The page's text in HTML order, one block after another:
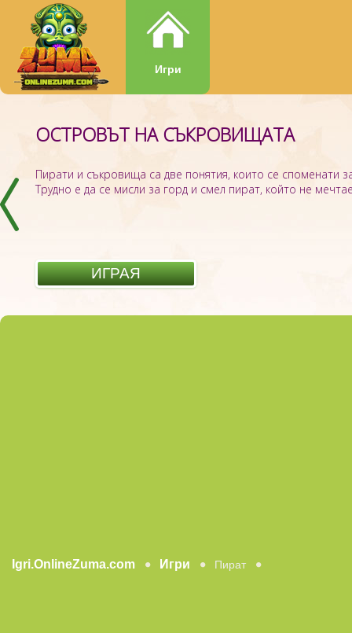
Игри
ОСТРОВЪТ НА СЪКРОВИЩАТА
Пирати и съкровища са две понятия, които се споменати
Трудно е да се мисли за горд и смел пират, който не
ИГРАЯ
BEADZ
Многоцветните мъниста могат да паднат от нишки при
е, което трябва да се избегне такъв скръбен край в игра
ИГРАЯ
Igri.OnlineZuma.com Игри Пират